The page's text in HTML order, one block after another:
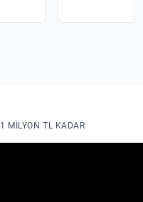
1 MILYON TL KADAR